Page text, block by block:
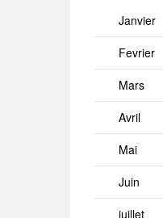
Janvier
Fevrier
Mars
Avril
Mai
Juin
juillet